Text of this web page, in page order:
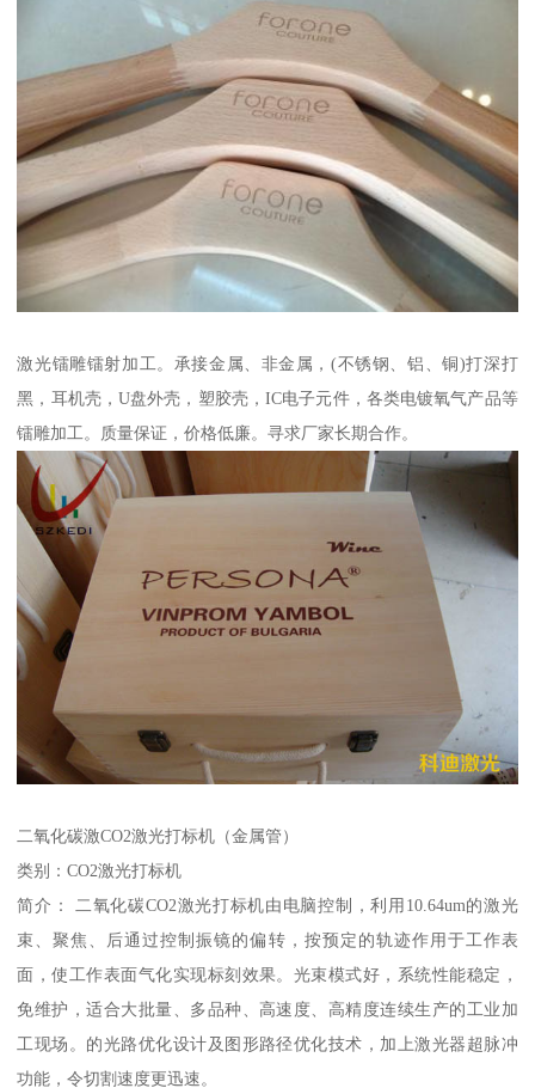
激光镭雕镭射加工。承接金属、非金属，(不锈钢、铝、铜)打深打
黑，耳机壳，U盘外壳，塑胶壳，IC电子元件，各类电镀氧气产品等
镭雕加工。质量保证，价格低廉。寻求厂家长期合作。
二氧化碳激CO2激光打标机（金属管）
类别：CO2激光打标机
简介： 二氧化碳CO2激光打标机由电脑控制，利用10.64um的激光
束、聚焦、后通过控制振镜的偏转，按预定的轨迹作用于工作表
面，使工作表面气化实现标刻效果。光束模式好，系统性能稳定，
免维护，适合大批量、多品种、高速度、高精度连续生产的工业加
工现场。的光路优化设计及图形路径优化技术，加上激光器超脉冲
功能，令切割速度更迅速。